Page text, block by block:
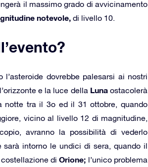
il massimo grado di avvicinamento
notevole, di livello 10.
dovrebbe palesarsi ai nostri
e la luce della Lunaostacolerà
notte tra il 3o ed il 31 ottobre, quando
vicino al livello 12 di magnitudine,
avranno la possibilità di vederlo
sarà intorno le undici di sera, quando il
costellazione diOrione; l’unico problema